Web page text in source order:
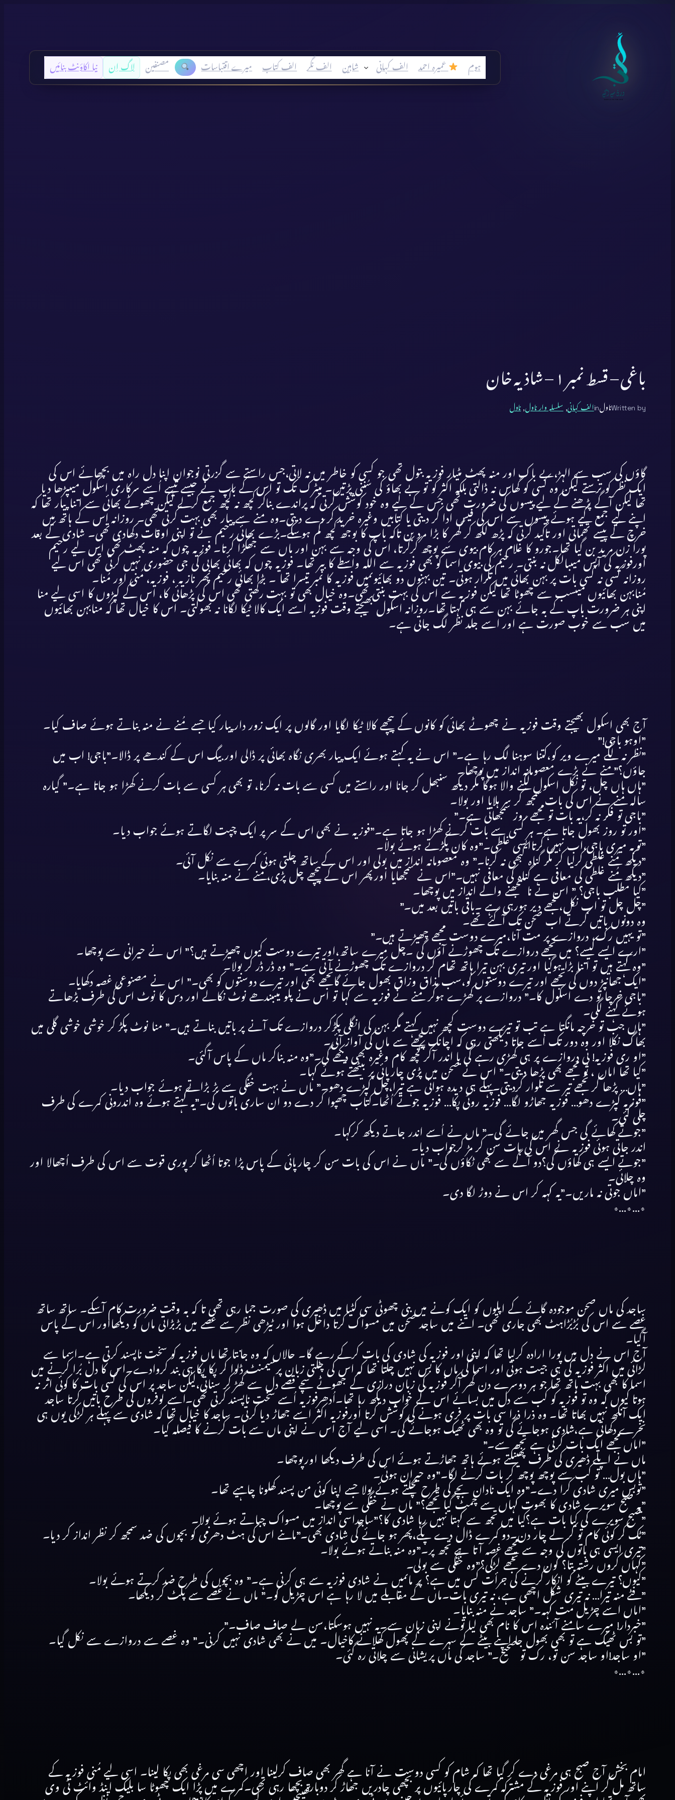
ہوم عمیرہ احمد الف کہانی شاہین الف نگر الف کتاب میرے اقتباسات مصنفین لاگ اِن نیا اکاؤنٹ بنائیں
باغی – قسط نمبر ۱ – شاذیہ خان
Written byناولinالف کہانی, سلسلہ وار ناول, ناول
گاؤں کی سب سے الہڑ،بے باک اور منہ پھٹ مٹیار فوزیہ بتول تھی جو کسی کو خاطر میں نہ لاتی،جس راستے سے گزرتی نوجوان اپنا دل راہ میں بچھائے اس کی
ایک نظر کو ترستے لیکن وہ کسی کو گھاس نہ ڈالتی بلکہ اکثر کو تو بے بھاؤ کی سُننی پڑتیں۔ میٹرک تک تو اس کے باپ نے جیسے تیسے اُسے سرکاری اسکول میںپڑھا دیا
تھا لیکن آگے پڑھنے کے لیے پیسوں کی ضرورت تھی جس کے لیے وہ خود کوشش کرتی کہ پراندے بناکر کچھ نہ کچھ جمع کرلے لیکن چھوٹے بھائی سے اتنا پیار تھا کہ
اپنے لیے جمع کیے ہوئے پیسوں سے اس کی فیس ادا کر دیتی یا کتابیں وغیرہ خرید کر دے دیتی۔وہ منے سے پیار بھی بہت کرتی تھی۔ روزانہ اس کے ہاتھ میں
خرچ کے پیسے تھماتی اور تاکید کرتی کہ پڑھ لکھ کر گھر کا بڑا مرد بن تاکہ باپ کا بوجھ کچھ کم ہوسکے۔بڑے بھائی رحیم نے تو اپنی اوقات دکھادی تھی۔ شادی کے بعد
پورا زن مرید بن گیا تھا۔جورو کا غلام ہر کام بیوی سے پوچھ کرکرتا، اس کی وجہ سے بہن اور ماں سے جھگڑا کرتا۔ فوزیہ چوں کہ منہ پھٹ تھی اس لیے رحیم
اورفوزیہ کی آپس میںبالکل نہ بنتی۔ رحیم کی بیوی اسما کو بھی فوزیہ سے اللہ واسطے کا بیر تھا۔ فوزیہ چوں کہ بھائی بھابی کی جی حضوری نہیں کرتی تھی اس لیے
روزانہ کسی نہ کسی بات پر بہن بھائی میں تکرار ہوتی۔ تین بہنوں دو بھائیوںمیں فوزیہ کا نمبر تیسرا تھا ۔ بڑا بھائی رحیم پھر نازیہ ، فوزیہ، مُنی اور مُنا۔
مُنابہن بھائیوں میںسب سے چھوٹا تھا لیکن فوزیہ سے اس کی بہت بنتی تھی۔وہ خیال بھی تو بہت رکھتی تھی اس کی پڑھائی کا، اس کے کپڑوں کا اسی لیے منا
اپنی ہر ضرورت باپ کے بہ جائے بہن سے ہی کہتا تھا۔روزانہ اسکول بھیجتے وقت فوزیہ اسے ایک کالا ٹیکا لگانا نہ بھولتی۔ اس کا خیال تھا کہ منابہن بھائیوں
میں سب سے خوب صورت ہے اور اسے جلد نظر لگ جاتی ہے۔
آج بھی اسکول بھیجتے وقت فوزیہ نے چھوٹے بھائی کو کانوں کے پیچھے کالا ٹیکا لگایا اور گالوں پر ایک زور دار پیار کیا جسے مُنے نے منہ بناتے ہوئے صاف کیا۔
”اوہو باجی!”
”نظر نہ لگے میرے ویر کو،کتنا سوہنا لگ رہا ہے۔” اس نے یہ کہتے ہوئے ایک پیار بھری نگاہ بھائی پر ڈالی اور بیگ اس کے کندھے پر ڈالا۔”باجی! اب میں
جاؤں؟”منے نے بڑے معصومانہ انداز میں پوچھا۔
”ہاں ہاں چل، تو نکل اسکول لگنے والا ہوگا مگر دیکھ سنبھل کر جانا اور راستے میں کسی سے بات نہ کرنا، تو بھی ہر کسی سے بات کرنے کھڑا ہو جاتا ہے۔” گیارہ
سالہ منے نے اس کی بات سمجھ کر سر ہلایا اور بولا۔
”باجی تو فکر نہ کر،یہ بات تو مجھے روز سمجھاتی ہے۔”
”اور تو روز بھول جاتا ہے۔ ہر کسی سے بات کرنے کھڑا ہو جاتا ہے۔”فوزیہ نے بھی اس کے سر پر ایک چپت لگاتے ہوئے جواب دیا۔
”توبہ میری باجی،اب نہیں کرتاایسی غلطی۔”وہ کان پکڑتے ہوئے بولا۔
”دیکھ مُنے غلطی کرلیا کر مگر گناہ کبھی نہ کرنا۔” وہ معصومانہ انداز میں بولی اور اس کے ساتھ چلتی ہوئی کمرے سے نکل آئی۔
”دیکھ مُنے غلطی کی معافی ہے گناہ کی معافی نہیں۔”اس نے سمجھایا اورپھر اس کے پیچھے چل پڑی،منے نے منہ بنایا۔
”کیا مطلب باجی؟ ” اس نے ناسمجھنے والے انداز میں پوچھا۔
”چل چل تو اب نکل،تجھے دیر ہورہی ہے ۔باقی باتیں بعد میں۔”
وہ دونوں باتیں کرتے اب صحن تک آگئے تھے۔
”تو یہیں رک، دروازے پر مت آنا،میرے دوست مجھے چھیڑتے ہیں۔”
”ارے ایسے کیسے؟ میں تجھے دروازے تک چھوڑنے آؤں گی ۔چل میرے ساتھ،اور تیرے دوست کیوں چھیڑتے ہیں؟” اس نے حیرانی سے پوچھا۔
”وہ کہتے ہیں تو اتنا بڑا ہوگیا اور تیری بہن تیرا ہاتھ تھام کر دروازے تک چھوڑنے آتی ہے۔” وہ ڈر ڈر کر بولا۔
”ایک جھانپڑ دوں گی تجھے اور تیرے دوستوں کو،سب مذاق وزاق بھول جائے گاتجھے بھی اور تیرے دوستوں کو بھی۔” اس نے مصنوعی غصہ دکھایا۔
”باجی خرچا تو دے اسکول کا۔” دروازے پر کھڑے ہوکر منے نے فوزیہ سے کہا تو اس نے پلو میںبندھے نوٹ نکالے اور دس کا نوٹ اس کی طرف بڑھاتے
ہوئے کہنے لگی۔
”ہاں جب تو خرچہ مانگتا ہے تب تو تیرے دوست کچھ نہیں کہتے مگر بہن کی انگلی پکڑکر دروازے تک آنے پر باتیں بناتے ہیں۔” منا نوٹ پکڑ کر خوشی خوشی گلی میں
بھاگ نکلا اور وہ دور تک اسے جاتا دیکھتی رہی کہ اچانک پیچھے سے ماں کی آواز آئی۔
”او ری فوزیہ! نی دروازے پر ہی کھڑی رہے گی یا اندر آکر کچھ کام وغیرہ بھی دیکھے گی۔”وہ منہ بناکر ماں کے پاس آگئی۔
”کیا تھا اماں ، تُو مجھے بھی پڑھا دیتی۔” اس نے صحن میں پڑی چارپائی پر بیٹھتے ہوئے کہا۔
”ہاں… پڑھا کر تجھے تیر سے تلوار کردیتی۔پہلے ہی دیدہ ہوائی ہے تیرا،چل کپڑے دھو۔” ماں نے بہت خفگی سے بڑ بڑاتے ہوئے جواب دیا۔
”فوزیہ کپڑے دھو… فوزیہ جھاڑو لگا… فوزیہ روٹی پکا… فوزیہ جوتے اُٹھا۔کتاب چھپوا کر دے دو ان ساری باتوں کی۔”یہ کہتے ہوئے وہ اندرونی کمرے کی طرف
چلی گئی۔
”جوتے کھائے گی جس گھر میں جائے گی۔” ماں نے اُسے اندر جاتے دیکھ کرکہا۔
اندر جاتی ہوئی فوزیہ نے اس کی بات سن کر مڑ کرجواب دیا۔
”جوتے ایسے ہی کھاؤں گی؟دو آگے سے بھی ٹکاؤں گی۔” ماں نے اس کی بات سن کر چارپائی کے پاس پڑا جوتا اُٹھا کر پوری قوت سے اس کی طرف اُچھالا اور
وہ چلائی۔
”اماں جوتی نہ ماریں۔”یہ کہہ کر اس نے دوڑ لگا دی۔
٭…٭…٭
ساجد کی ماں صحن موجودہ گائے کے اپلوں کو ایک کونے میں بنی چھوٹی سی کٹیا میں ڈھیری کی صورت جما رہی تھی تا کہ بہ وقت ضرورت کام آسکے۔ ساتھ ساتھ
غصے سے اس کی بُڑبُڑاہٹ بھی جاری تھی۔ اتنے میں ساجد صحن میں مسواک کرتا داخل ہوا اور ٹیڑھی نظر سے غصے میں بڑبڑاتی ماں کو دیکھااور اس کے پاس
آگیا۔
آج اس نے دل میں پورا ارادہ کرلیا تھا کہ اپنی اور فوزیہ کی شادی کی بات کرکے رہے گا۔ حالاں کہ وہ جانتا تھا ماں فوزیہ کو سخت ناپسند کرتی ہے۔اسما سے
لڑائی میں اکثر فوزیہ کی ہی جیت ہوتی اور اسما کی ماں کا بس نہیں چلتا تھا کہ اس کی چلتی زبان پرسیمنٹ ڈلوا کر پکا پکا ہی بند کروادے۔اس کا دل بُرا کرنے میں
اسما کا بھی بہت ہاتھ تھا جو ہر دوسرے دن گھر آکر فوزیہ کی زبان درازی کے جھوٹے سچے قصے دل سے گھڑ کر سناتی،لیکن ساجد پر اس کی کسی بات کا کوئی اثر نہ
ہوتا کیوں کہ وہ تو فوزیہ کو کب سے دل میں بسائے اس کے خواب دیکھ رہا تھا۔اُدھرفوزیہ اُسے سخت ناپسند کرتی تھی۔اسے لوفروں کی طرح باتیں کرتا ساجد
ایک آنکھ نہیں بھاتا تھا۔ وہ ذرا ذرا سی بات پر فری ہونے کی کوشش کرتا اورفوزیہ اکثر اسے جھاڑ دیا کرتی۔ ساجد کا خیال تھا کہ شادی سے پہلے ہر لڑکی یوں ہی
نخرے دکھاتی ہے،شادی ہوجائے گی تو وہ بھی ٹھیک ہوجائے گی۔ اسی لیے آج اس نے اپنی ماں سے بات کرنے کا فیصلہ کیا۔
”اماں مجھے ایک بات کرنی ہے تجھ سے۔”
ماں نے اپلے ڈھیری کی طرف پھینکتے ہوئے ہاتھ جھاڑتے ہوئے اس کی طرف دیکھا اورپوچھا۔
”ہاں بول… تو کب سے پوچھ پوچھ کر بات کرنے لگا۔”وہ حیران ہوئی۔
”توبس میری شادی کرا دے۔”وہ ایک نادان بچے کی طرح مچلتے ہوئے بولا جسے اپنا کوئی من پسند کھلونا چاہیے تھا۔
”یہ صبح سویرے شادی کا بھوت کہاں سے چمٹ گیا تجھے؟” ماں نے خفگی سے پوچھا۔
”صبح سویرے کی کیا بات ہے؟کیا میں تجھ سے کہتا نہیں رہا شادی کا؟”ساجداسی انداز میں مسواک چباتے ہوئے بولا۔
”ٹک کر کوئی کام تو کر لے چار دن۔دو کمرے ڈال دے پکّے،پھر ہو جائے گی شادی بھی۔”ماںنے اس کی ہٹ دھرمی کو بچوں کی ضد سمجھ کر نظر انداز کر دیا۔
”تیری ایسی ہی باتوں کی وجہ سے مجھے غصہ آتا ہے تجھ پر۔”وہ منہ بناتے ہوئے بولا۔
”کہاں کروں رشتہ بتا؟ کون دے تجھے لڑکی؟”وہ خفگی سے بولی۔
”کیوں؟ تیرے بیٹے کو انکار کرنے کی جرأت کس میں ہے؟ پر ماںمیں نے شادی فوزیہ سے ہی کرنی ہے۔” وہ بچوں کی طرح ضد کرتے ہوئے بولا۔
”فٹے منہ تیرا… نہ تیری شکل اچھی ہے، نہ تیری بات۔ماں کے مقابلے میں لا رہا ہے اس چڑیل کو۔” ماں نے غصے سے پلٹ کر دیکھا۔
”اماں اسے چڑیل مت کہہ۔” ساجد نے منہ بنایا۔
”خبردار! میرے سامنے آئندہ اس کا نام بھی لیا تونے اپنی زبان سے۔یہ نہیں ہوسکتا،سن لے صاف صاف۔”
”تو بس ٹھیک ہے تو بھی بھول جا اپنے بیٹے کے سہرے کے پھول کھلانے کاخیال۔ میں نے بھی شادی نہیں کرنی۔” وہ غصے سے دروازے سے نکل گیا۔
”او ساجد!او ساجد سن تو، رک تو صحیح۔” ساجد کی ماں پریشانی سے چلاتی رہ گئی۔
٭…٭…٭
امام بخش آج صبح ہی مرغی دے کر گیا تھا کہ شام کو کسی دوست نے آنا ہے گھر بھی صاف کرلینا اور اچھی سی مرغی بھی پکا لینا۔ اسی لیے مُنی فوزیہ کے
ساتھ مل کر اپنے اور فوزیہ کے مشترکہ کمرے کی چارپائیوں پر بچھی چادریں جھاڑ کر دوبارہ بچھا رہی تھی۔کمرے میں پڑا ایک چھوٹا سا بلیک اینڈ وائٹ ٹی وی